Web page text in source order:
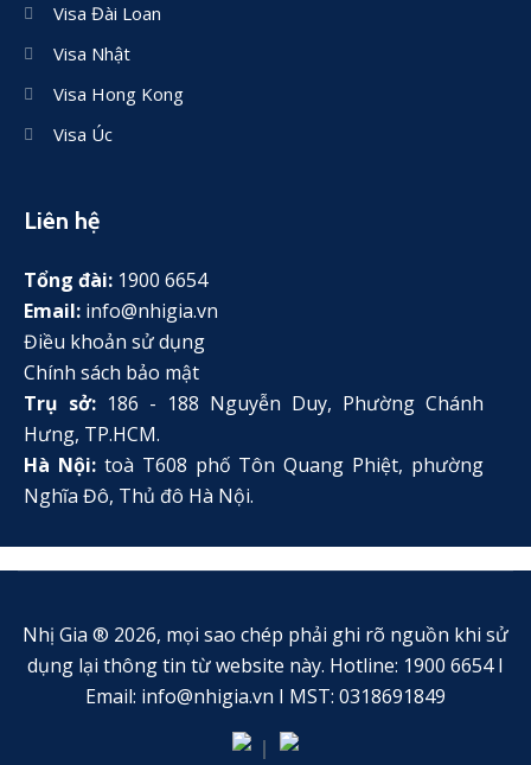
Visa Đài Loan
Visa Nhật
Visa Hong Kong
Visa Úc
Liên hệ
Tổng đài: 1900 6654
Email: info@nhigia.vn
Điều khoản sử dụng
Chính sách bảo mật
Trụ sở: 186 - 188 Nguyễn Duy, Phường Chánh
Hưng, TP.HCM.
Hà Nội:toà T608 phố Tôn Quang Phiệt, phường
Nghĩa Đô, Thủ đô Hà Nội.
Nhị Gia ® 2026, mọi sao chép phải ghi rõ nguồn khi sử
dụng lại thông tin từ website này. Hotline: 1900 6654 I
Email: info@nhigia.vn I MST: 0318691849